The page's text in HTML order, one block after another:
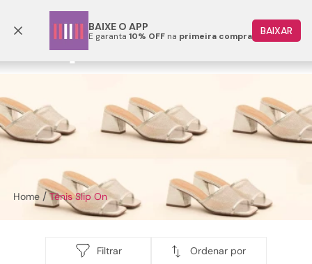
BAIXE O APP
E garanta 10% OFF na primeira compra BAIXAR
Frete grátis p/ todo o Brasil a partir de R$ 499,90
Tênis Slip On
Filtrar
Ordenar por
2º
rasteira
3º
tenis
sandalia
6º
tamanco
bolsa